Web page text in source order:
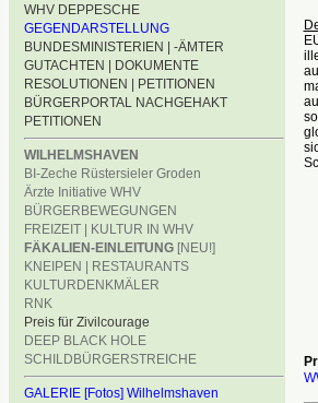
WHV DEPPESCHE
GEGENDARSTELLUNG
BUNDESMINISTERIEN | -ÄMTER
GUTACHTEN | DOKUMENTE
RESOLUTIONEN | PETITIONEN
BÜRGERPORTAL NACHGEHAKT
PETITIONEN
WILHELMSHAVEN
BI-Zeche Rüstersieler Groden
Ärzte Initiative WHV
BÜRGERBEWEGUNGEN
FREIZEIT | KULTUR IN WHV
FÄKALIEN-EINLEITUNG [NEU!]
KNEIPEN | RESTAURANTS
KULTURDENKMÄLER
RNK
Preis für Zivilcourage
DEEP BLACK HOLE
SCHILDBÜRGERSTREICHE
GALERIE [Fotos] Wilhelmshaven